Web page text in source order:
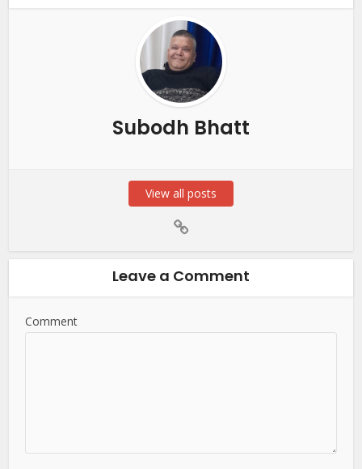
Subodh Bhatt
View all posts
Leave a Comment
Comment